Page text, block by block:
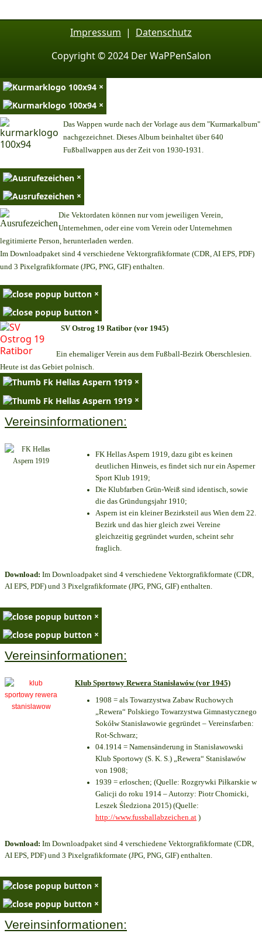
Impressum | Datenschutz
Copyright © 2024 Der WaPPenSalon
×
×
Das Wappen wurde nach der Vorlage aus dem "Kurmarkalbum"
nachgezeichnet. Dieses Album beinhaltet über 640
Fußballwappen aus der Zeit von 1930-1931.
×
×
Die Vektordaten können nur vom jeweiligen Verein,
Unternehmen, oder eine vom Verein oder Unternehmen
legitimierte Person, herunterladen werden.
Im Downloadpaket sind 4 verschiedene Vektorgrafikformate (CDR, AI EPS, PDF)
und 3 Pixelgrafikformate (JPG, PNG, GIF) enthalten.
×
×
SV Ostrog 19 Ratibor (vor 1945)
Ein ehemaliger Verein aus dem Fußball-Bezirk Oberschlesien.
Heute ist das Gebiet polnisch.
×
×
Vereinsinformationen:
FK Hellas Aspern 1919, dazu gibt es keinen
deutlichen Hinweis, es findet sich nur ein Asperner
Sport Klub 1919;
Die Klubfarben Grün-Weiß sind identisch, sowie
die das Gründungsjahr 1910;
Aspern ist ein kleiner Bezirksteil aus Wien dem 22.
Bezirk und das hier gleich zwei Vereine
gleichzeitig gegründet wurden, scheint sehr
fraglich.
Download: Im Downloadpaket sind 4 verschiedene Vektorgrafikformate (CDR,
AI EPS, PDF) und 3 Pixelgrafikformate (JPG, PNG, GIF) enthalten.
×
×
Vereinsinformationen:
Klub Sportowy Rewera Stanisławów (vor 1945)
1908 = als Towarzystwa Zabaw Ruchowych
„Rewera“ Polskiego Towarzystwa Gimnastycznego
Sokółw Stanisławowie gegründet – Vereinsfarben:
Rot-Schwarz;
04.1914 = Namensänderung in Stanisławowski
Klub Sportowy (S. K. S.) „Rewera“ Stanisławów
von 1908;
1939 = erloschen; (Quelle: Rozgrywki Piłkarskie w
Galicji do roku 1914 – Autorzy: Piotr Chomicki,
Leszek Śledziona 2015) (Quelle:
http://www.fussballabzeichen.at )
Download: Im Downloadpaket sind 4 verschiedene Vektorgrafikformate (CDR,
AI EPS, PDF) und 3 Pixelgrafikformate (JPG, PNG, GIF) enthalten.
×
×
Vereinsinformationen: